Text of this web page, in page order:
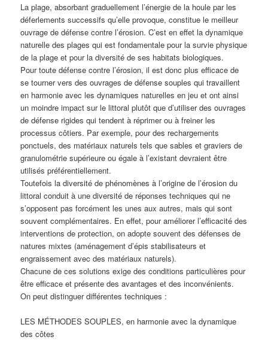
La plage, absorbant graduellement l’énergie de la houle par les
déferlements successifs qu’elle provoque, constitue le meilleur
ouvrage de défense contre l’érosion. C’est en effet la dynamique
naturelle des plages qui est fondamentale pour la survie physique
de la plage et pour la diversité de ses habitats biologiques.
Pour toute défense contre l’érosion, il est donc plus efficace de
se tourner vers des ouvrages de défense souples qui travaillent
en harmonie avec les dynamiques naturelles en jeu et ont ainsi
un moindre impact sur le littoral plutôt que d’utiliser des ouvrages
de défense rigides qui tendent à réprimer ou à freiner les
processus côtiers. Par exemple, pour des rechargements
ponctuels, des matériaux naturels tels que sables et graviers de
granulométrie supérieure ou égale à l’existant devraient être
utilisés préférentiellement.
Toutefois la diversité de phénomènes à l’origine de l’érosion du
littoral conduit à une diversité de réponses techniques qui ne
s’opposent pas forcément les unes aux autres, mais qui sont
souvent complémentaires. En effet, pour améliorer l’efficacité des
interventions de protection, on adopte souvent des défenses de
natures mixtes (aménagement d’épis stabilisateurs et
engraissement avec des matériaux naturels).
Chacune de ces solutions exige des conditions particulières pour
être efficace et présente des avantages et des inconvénients.
On peut distinguer différentes techniques :
LES MÉTHODES SOUPLES, en harmonie avec la dynamique
des côtes